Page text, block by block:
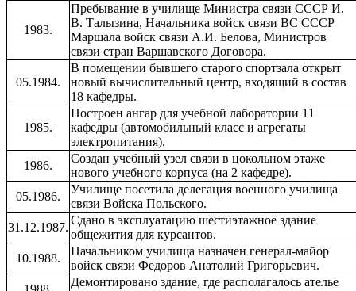
1983.
Пребывание в училище Министра связи СССР И.
В. Талызина, Начальника войск связи ВС СССР
Маршала войск связи А.И. Белова, Министров
связи стран Варшавского Договора.
05.1984.
В помещении бывшего старого спортзала открыт
новый вычислительный центр, входящий в состав
18 кафедры.
1985.
Построен ангар для учебной лаборатории 11
кафедры (автомобильный класс и агрегаты
электропитания).
1986.
Создан учебный узел связи в цокольном этаже
нового учебного корпуса (на 2 кафедре).
05.1986.
Училище посетила делегация военного училища
связи Войска Польского.
31.12.1987.
Сдано в эксплуатацию шестиэтажное здание
общежития для курсантов.
10.1988.
Начальником училища назначен генерал-майор
войск связи Федоров Анатолий Григорьевич.
Демонтировано здание, где располагалось ателье